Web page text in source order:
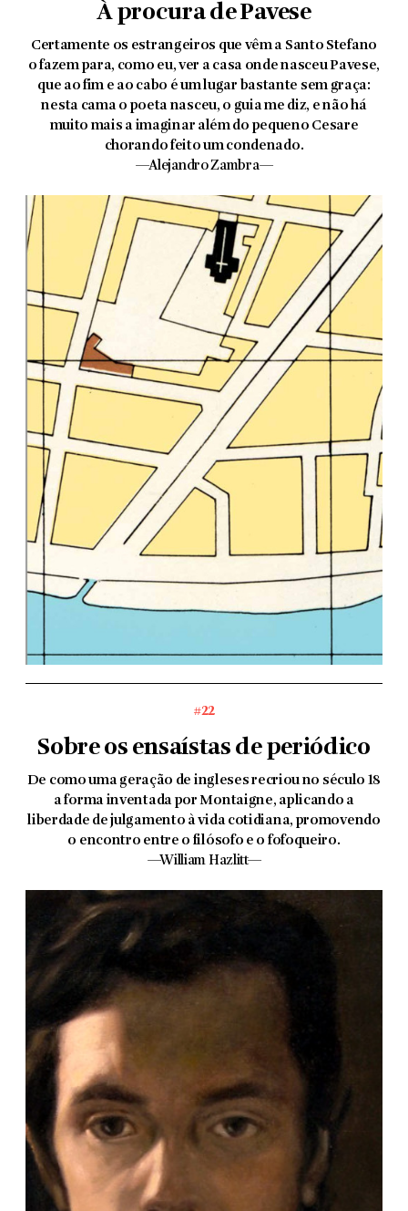
À procura de Pavese
Certamente os estrangeiros que vêm a Santo Stefano
o fazem para, como eu, ver a casa onde nasceu Pavese,
que ao fim e ao cabo é um lugar bastante sem graça:
nesta cama o poeta nasceu, o guia me diz, e não há
muito mais a imaginar além do pequeno Cesare
chorando feito um condenado.
—Alejandro Zambra—
#22
Sobre os ensaístas de periódico
De como uma geração de ingleses recriou no século 18
a forma inventada por Montaigne, aplicando a
liberdade de julgamento à vida cotidiana, promovendo
o encontro entre o filósofo e o fofoqueiro.
—William Hazlitt—